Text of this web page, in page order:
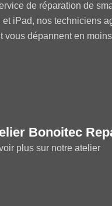
de réparation de
iPad, nos techniciens
dépannent en
Bonoitec
plus sur notre atelier